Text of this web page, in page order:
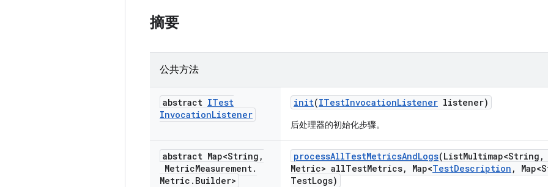
摘要
公共方法
abstract ITest
InvocationListener
init(ITestInvocationListener listener)
后处理器的初始化步骤。
abstract Map<String ,
MetricMeasurement.
Metric . Builder>
processAllTestMetricsAndLogs(ListMultimap<String ,
Metric> allTestMetrics, Map<TestDescription ,
TestLogs)